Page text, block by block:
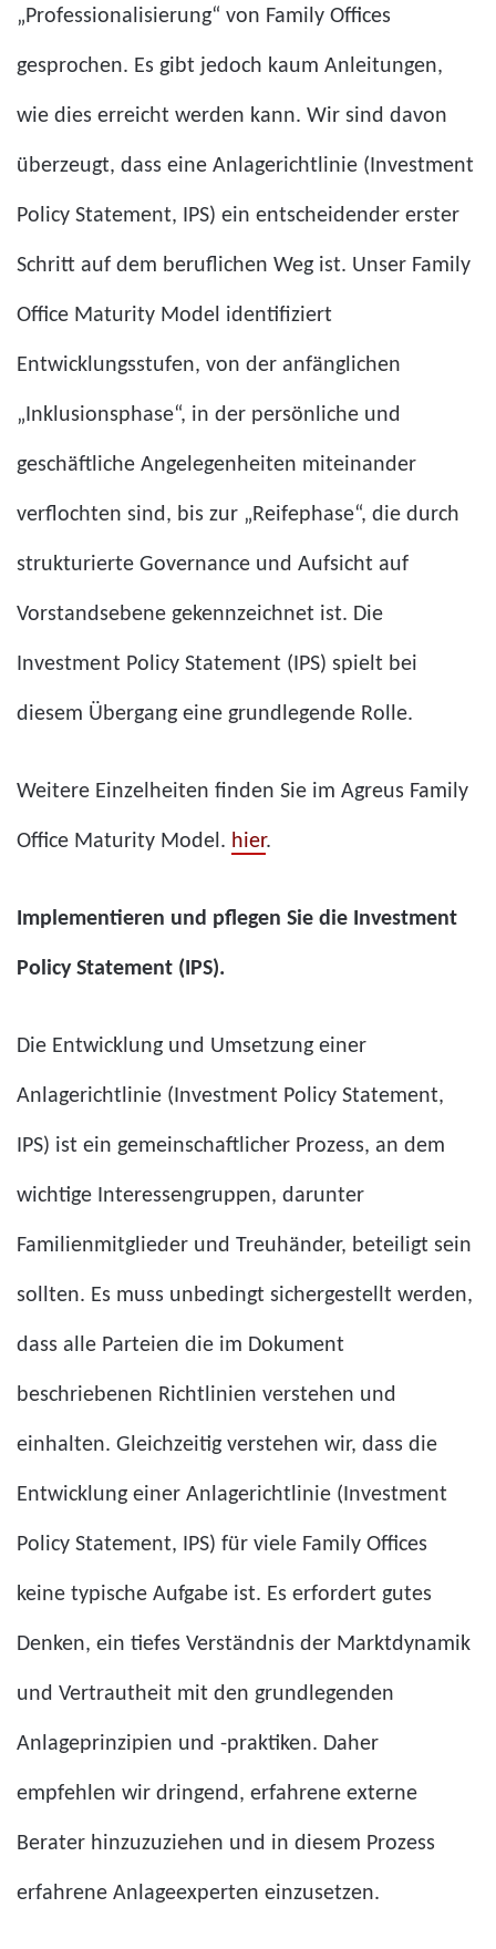
„Professionalisierung“ von Family Offices
gesprochen. Es gibt jedoch kaum Anleitungen,
wie dies erreicht werden kann. Wir sind davon
überzeugt, dass eine Anlagerichtlinie (Investment
Policy Statement, IPS) ein entscheidender erster
Schritt auf dem beruflichen Weg ist. Unser Family
Office Maturity Model identifiziert
Entwicklungsstufen, von der anfänglichen
„Inklusionsphase“, in der persönliche und
geschäftliche Angelegenheiten miteinander
verflochten sind, bis zur „Reifephase“, die durch
strukturierte Governance und Aufsicht auf
Vorstandsebene gekennzeichnet ist. Die
Investment Policy Statement (IPS) spielt bei
diesem Übergang eine grundlegende Rolle.
Weitere Einzelheiten finden Sie im Agreus Family
Office Maturity Model. hier.
Implementieren und pflegen Sie die Investment
Policy Statement (IPS).
Die Entwicklung und Umsetzung einer
Anlagerichtlinie (Investment Policy Statement,
IPS) ist ein gemeinschaftlicher Prozess, an dem
wichtige Interessengruppen, darunter
Familienmitglieder und Treuhänder, beteiligt sein
sollten. Es muss unbedingt sichergestellt werden,
dass alle Parteien die im Dokument
beschriebenen Richtlinien verstehen und
einhalten. Gleichzeitig verstehen wir, dass die
Entwicklung einer Anlagerichtlinie (Investment
Policy Statement, IPS) für viele Family Offices
keine typische Aufgabe ist. Es erfordert gutes
Denken, ein tiefes Verständnis der Marktdynamik
und Vertrautheit mit den grundlegenden
Anlageprinzipien und -praktiken. Daher
empfehlen wir dringend, erfahrene externe
Berater hinzuzuziehen und in diesem Prozess
erfahrene Anlageexperten einzusetzen.